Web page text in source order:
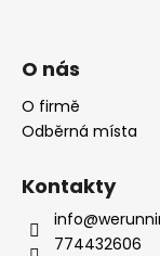
O nás
O firmě
Odběrná místa
Kontakty
774432606